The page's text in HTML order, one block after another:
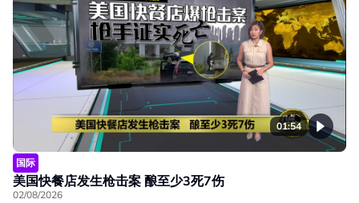
01:54
国际
美国快餐店发生枪击案 酿至少3死7伤
02/08/2026